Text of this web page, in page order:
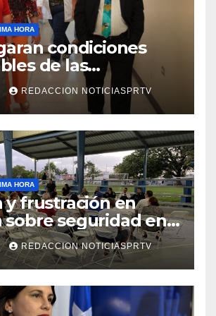
HORA
condiciones
de las
el Departamento
en Mayagüez
REDACCION NOTICIASPRTV
HORA
y frustración en
seguridad en
Metropolitano
REDACCION NOTICIASPRTV